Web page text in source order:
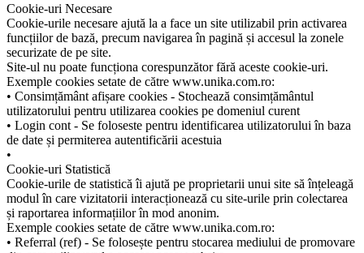
Cookie-uri Necesare
Cookie-urile necesare ajută la a face un site utilizabil prin activarea
funcțiilor de bază, precum navigarea în pagină și accesul la zonele
securizate de pe site.
Site-ul nu poate funcționa corespunzător fără aceste cookie-uri.
Exemple cookies setate de către www.unika.com.ro:
• Consimțământ afișare cookies - Stochează consimțământul
utilizatorului pentru utilizarea cookies pe domeniul curent
• Login cont - Se foloseste pentru identificarea utilizatorului în baza
de date și permiterea autentificării acestuia
•
Cookie-uri Statistică
Cookie-urile de statistică îi ajută pe proprietarii unui site să înțeleagă
modul în care vizitatorii interacționează cu site-urile prin colectarea
și raportarea informațiilor în mod anonim.
Exemple cookies setate de către www.unika.com.ro:
• Referral (ref) - Se folosește pentru stocarea mediului de promovare